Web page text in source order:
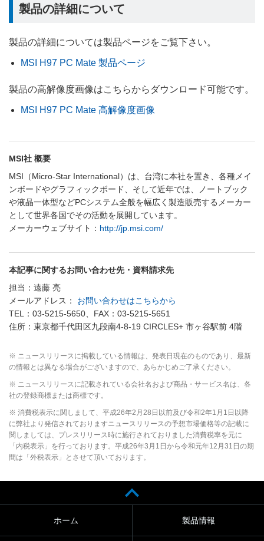
製品の詳細について
製品の詳細については製品ページをご覧下さい。
MSI H97 PC Mate 製品ページ
製品の高解像度画像はこちらからダウンロード可能です。
MSI H97 PC Mate 高解像度画像
MSI社 概要
MSI（Micro-Star International）は、台湾に本社を置き、各種メイ
ンボードやグラフィックボード、そして近年では、ノートブック
や液晶一体型などPCシステム全般を幅広く製造販売するメーカー
として世界各国でその活動を展開しています。
メーカーウェブサイト： http://jp.msi.com/
本記事に関するお問い合わせ先・資料請求先
担当：遠藤 亮
メールアドレス： お問い合わせはこちらから
TEL：03-5215-5650、FAX：03-5215-5651
住所：東京都千代田区九段南4-8-19 CIRCLES+ 市ヶ谷駅前 4階
※ ニュースリリースに掲載している情報は、発表日現在のものであり、最新
の情報とは異なる場合がございますので、あらかじめご了承ください。
※ ニュースリリースに記載されている会社名および商品・サービス名は、各
社の登録商標または商標です。
※ 消費税表示に関しまして、平成26年2月28日以前及び令和2年1月1日以降
に弊社より発信されておりますニュースリリースの予想市場価格等の記載に
関しましては、プレスリリース時に施行されておりました消費税率を元に
「内税表示」を行っております。平成26年3月1日から令和元年12月31日の期
間は「外税表示」とさせて頂いております。
ホーム 製品情報